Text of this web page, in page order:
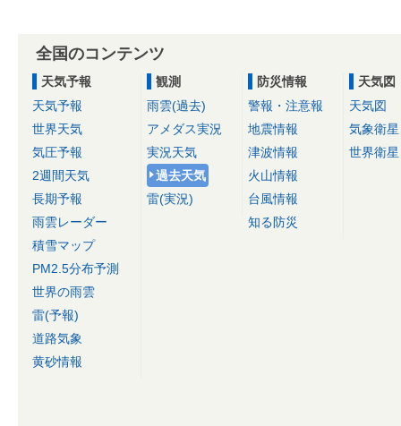
全国のコンテンツ
天気予報
天気予報
世界天気
気圧予報
2週間天気
長期予報
雨雲レーダー
積雪マップ
PM2.5分布予測
世界の雨雲
雷(予報)
道路気象
黄砂情報
観測
雨雲(過去)
アメダス実況
実況天気
過去天気
雷(実況)
防災情報
警報・注意報
地震情報
津波情報
火山情報
台風情報
知る防災
天気図
天気図
気象衛星
世界衛星